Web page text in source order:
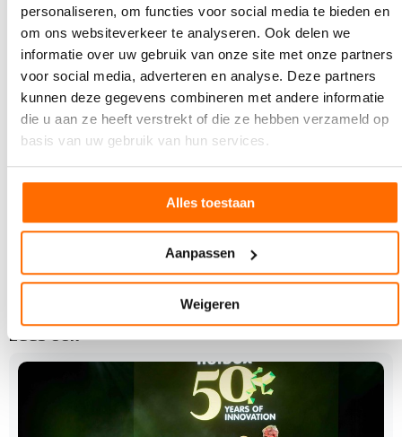
personaliseren, om functies voor social media te bieden en
om ons websiteverkeer te analyseren. Ook delen we
informatie over uw gebruik van onze site met onze partners
voor social media, adverteren en analyse. Deze partners
kunnen deze gegevens combineren met andere informatie
die u aan ze heeft verstrekt of die ze hebben verzameld op
basis van uw gebruik van hun services.
Alles toestaan
Aanpassen
Weigeren
Boek een demo, ontmoet swissQprint!
Foto boven artikel:
Lees ook